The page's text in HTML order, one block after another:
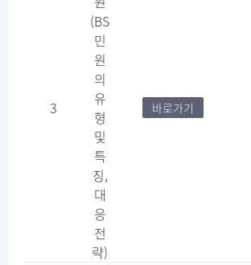
3
(BS
민
원
의
유
형
및
특
징​,
대
응
전
략)
바로가기